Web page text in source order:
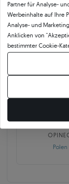
Über11
10
Polen
Partner für Analyse-
Werbeinhalte auf Ihre
Analyse- und
Anklicken von
bestimmter Cookie-
möchten, klicken Sie
Präferenzen. Sie
Ihre Cookie-